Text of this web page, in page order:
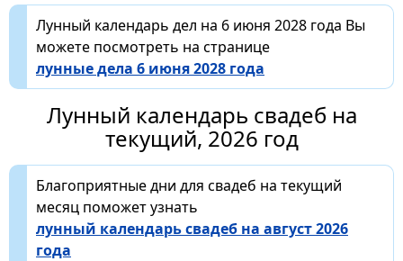
Лунный календарь дел на 6 июня 2028 года Вы
можете посмотреть на странице
лунные дела 6 июня 2028 года
Лунный календарь свадеб на
текущий, 2026 год
Благоприятные дни для свадеб на текущий
месяц поможет узнать
лунный календарь свадеб на август 2026
года